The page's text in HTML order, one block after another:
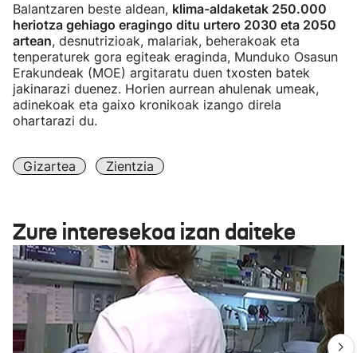
Balantzaren beste aldean, klima-aldaketak 250.000
heriotza gehiago eragingo ditu urtero 2030 eta 2050
artean, desnutrizioak, malariak, beherakoak eta
tenperaturek gora egiteak eraginda, Munduko Osasun
Erakundeak (MOE) argitaratu duen txosten batek
jakinarazi duenez. Horien aurrean ahulenak umeak,
adinekoak eta gaixo kronikoak izango direla
ohartarazi du.
Gizartea Zientzia
Zure interesekoa izan daiteke